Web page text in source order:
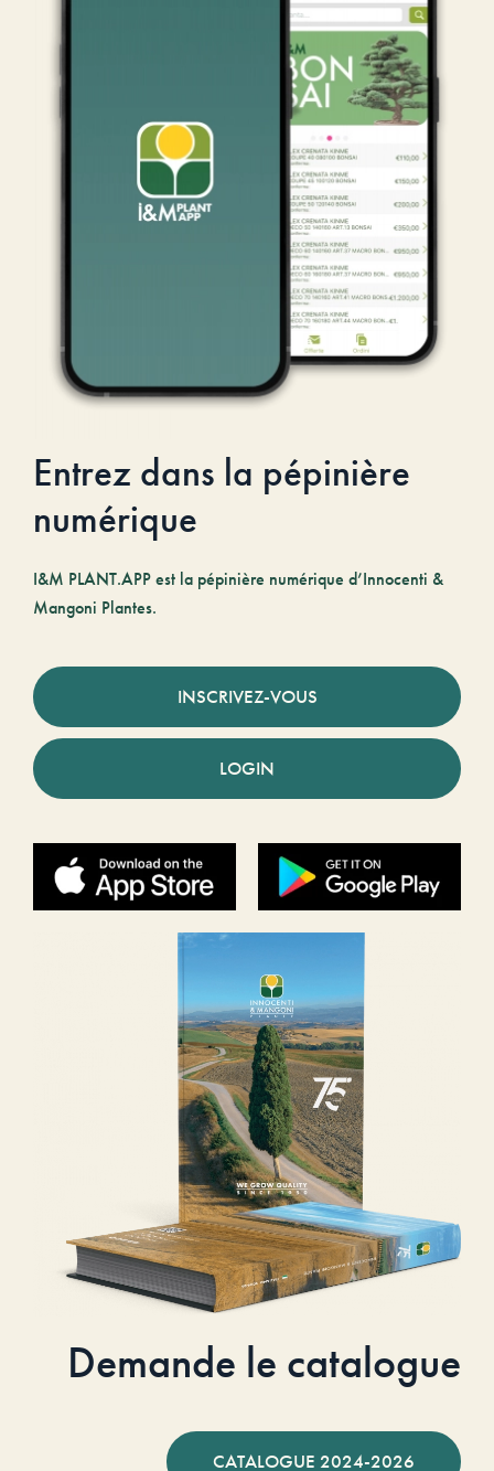
Entrez dans la pépinière
numérique
I&M PLANT.APP est la pépinière numérique d’Innocenti &
Mangoni Plantes.
INSCRIVEZ-VOUS
LOGIN
Demande le catalogue
CATALOGUE 2024-2026